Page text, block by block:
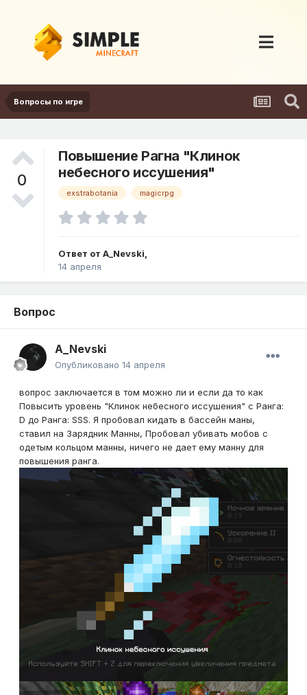
Вопросы по игре
0
Повышение Рагна "Клинок
небесного иссушения"
exstrabotania magicrpg
Ответ от A_Nevski,
14 апреля
Вопрос
A_Nevski
Опубликовано 14 апреля
вопрос заключается в том можно ли и если да то как
Повысить уровень "Клинок небесного иссушения" c Ранга:
D до Ранга: SSS. Я пробовал кидать в бассейн маны,
ставил на Зарядник Манны, Пробовал убивать мобов с
одетым кольцом манны, ничего не дает ему манну для
повышения ранга.